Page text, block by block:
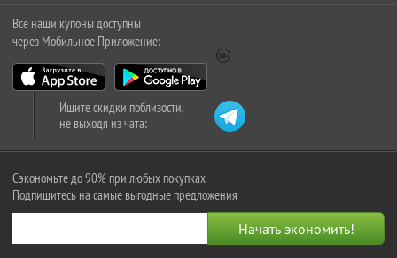
Все наши купоны доступны
через Мобильное Приложение:
Ищите скидки поблизости,
не выходя из чата:
Сэкономьте до 90% при любых покупках
Подпишитесь на самые выгодные предложения